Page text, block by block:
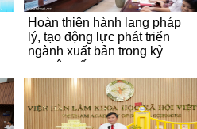
Hoàn thiện hành lang pháp
lý, tạo động lực phát triển
ngành xuất bản trong kỷ
nguyên số